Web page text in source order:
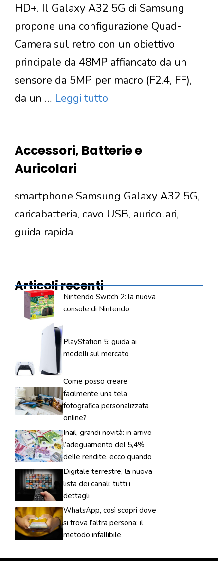
HD+. Il Galaxy A32 5G di Samsung
propone una configurazione Quad-
Camera sul retro con un obiettivo
principale da 48MP affiancato da un
sensore da 5MP per macro (F2.4, FF),
da un … Leggi tutto
Accessori, Batterie e
Auricolari
smartphone Samsung Galaxy A32 5G,
caricabatteria, cavo USB, auricolari,
guida rapida
Articoli recenti
Nintendo Switch 2: la nuova
console di Nintendo
PlayStation 5: guida ai
modelli sul mercato
Come posso creare
facilmente una tela
fotografica personalizzata
online?
Inail, grandi novità: in arrivo
l’adeguamento del 5,4%
delle rendite, ecco quando
Digitale terrestre, la nuova
lista dei canali: tutti i
dettagli
WhatsApp, così scopri dove
si trova l’altra persona: il
metodo infallibile